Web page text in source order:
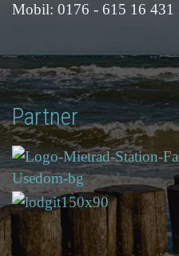
Mobil: 0176 - 615 16 431
Partner